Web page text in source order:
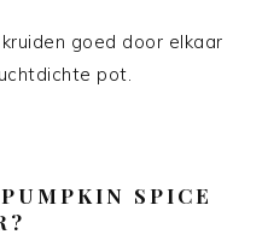
goed door elkaar
pot.
SPICE